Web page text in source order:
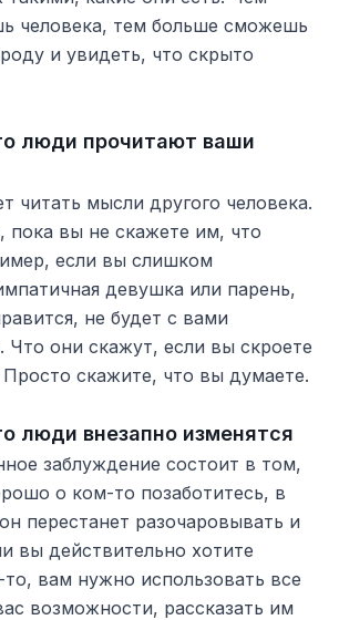
человека, тем больше сможешь
и увидеть, что скрыто
люди прочитают ваши
читать мысли другого человека.
пока вы не скажете им, что
если вы слишком
девушка или парень,
не будет с вами
Что они скажут, если вы скроете
Просто скажите, что вы думаете.
люди внезапно изменятся
заблуждение состоит в том,
о ком-то позаботитесь, в
перестанет разочаровывать и
вы действительно хотите
то, вам нужно использовать все
возможности, рассказать им